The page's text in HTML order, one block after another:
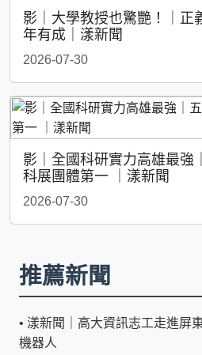
影｜大學教授也驚艷！｜正
年有成｜漾新聞
2026-07-30
影｜全國科研實力高雄最強
科展團體第一 ｜漾新聞
2026-07-30
推薦新聞
• 漾新聞｜高大資訊志工走進
機器人